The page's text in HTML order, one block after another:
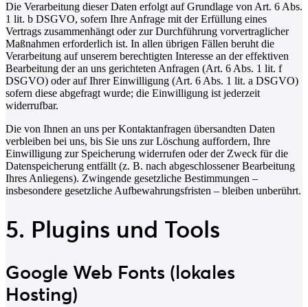
Die Verarbeitung dieser Daten erfolgt auf Grundlage von Art. 6 Abs.
1 lit. b DSGVO, sofern Ihre Anfrage mit der Erfüllung eines
Vertrags zusammenhängt oder zur Durchführung vorvertraglicher
Maßnahmen erforderlich ist. In allen übrigen Fällen beruht die
Verarbeitung auf unserem berechtigten Interesse an der effektiven
Bearbeitung der an uns gerichteten Anfragen (Art. 6 Abs. 1 lit. f
DSGVO) oder auf Ihrer Einwilligung (Art. 6 Abs. 1 lit. a DSGVO)
sofern diese abgefragt wurde; die Einwilligung ist jederzeit
widerrufbar.
Die von Ihnen an uns per Kontaktanfragen übersandten Daten
verbleiben bei uns, bis Sie uns zur Löschung auffordern, Ihre
Einwilligung zur Speicherung widerrufen oder der Zweck für die
Datenspeicherung entfällt (z. B. nach abgeschlossener Bearbeitung
Ihres Anliegens). Zwingende gesetzliche Bestimmungen –
insbesondere gesetzliche Aufbewahrungsfristen – bleiben unberührt.
5. Plugins und Tools
Google Web Fonts (lokales
Hosting)